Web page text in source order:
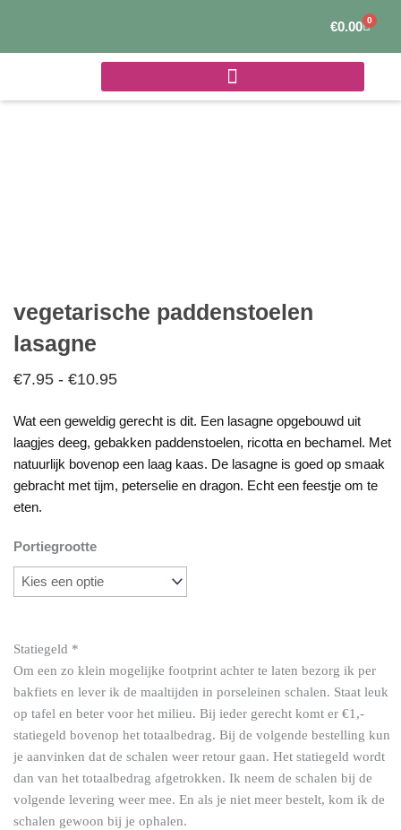
de
€0.00 0
vegetarische paddenstoelen
lasagne
€7.95 - €10.95Prijsklasse:
tot
€10.95
Wat een geweldig gerecht is dit. Een lasagne opgebouwd uit
laagjes deeg, gebakken paddenstoelen, ricotta en bechamel. Met
natuurlijk bovenop een laag kaas. De lasagne is goed op smaak
gebracht met tijm, peterselie en dragon. Echt een feestje om te
eten.
Portiegrootte
Statiegeld *
Om een zo klein mogelijke footprint achter te laten bezorg ik per
bakfiets en lever ik de maaltijden in porseleinen schalen. Staat leuk
op tafel en beter voor het milieu. Bij ieder gerecht komt er €1,-
statiegeld bovenop het totaalbedrag. Bij de volgende bestelling kun
je aanvinken dat de schalen weer retour gaan. Het statiegeld wordt
dan van het totaalbedrag afgetrokken. Ik neem de schalen bij de
volgende levering weer mee. En als je niet meer bestelt, kom ik de
schalen gewoon bij je ophalen.
vegetarische
paddenstoelen